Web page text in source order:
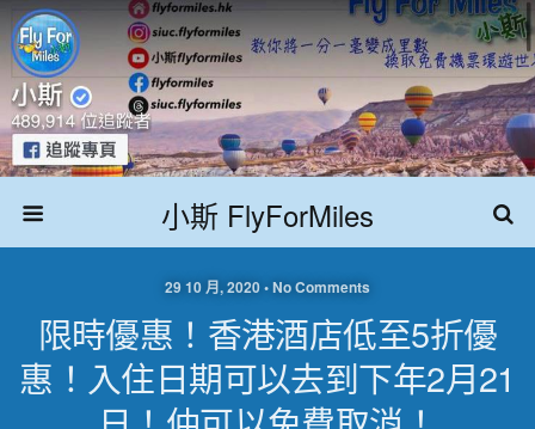
小斯 FlyForMiles
29 10 月, 2020 • No Comments
限時優惠！香港酒店低至5折優
惠！入住日期可以去到下年2月21